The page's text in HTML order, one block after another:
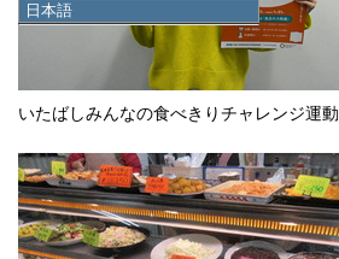
日本語
简体中文
繁體中文
いたばしみんなの食べきりチャレンジ運動